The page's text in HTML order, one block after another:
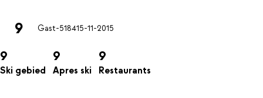
9 Gast-518415-11-2015
9
Ski gebied
9
Apres ski
9
Restaurants